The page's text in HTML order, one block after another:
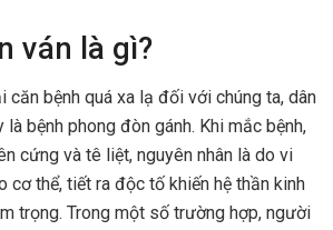
ván là gì?
căn bệnh quá xa lạ đối với chúng ta, dân
bệnh phong đòn gánh. Khi mắc bệnh,
cứng và tê liệt, nguyên nhân là do vi
cơ thể, tiết ra độc tố khiến hệ thần kinh
trọng. Trong một số trường hợp, người